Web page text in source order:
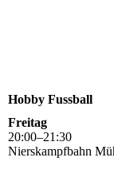
Hobby Fussball
Freitag
20:00–21 :30
Nierskampfbahn